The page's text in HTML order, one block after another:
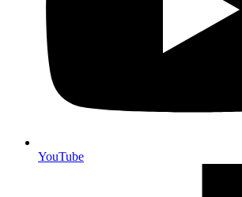
YouTube